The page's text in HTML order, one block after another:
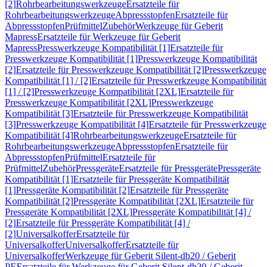
[2]RohrbearbeitungswerkzeugeErsatzteile für
RohrbearbeitungswerkzeugeAbpressstopfenErsatzteile für
AbpressstopfenPrüfmittelZubehörWerkzeuge für Geberit
MapressErsatzteile für Werkzeuge für Geberit
MapressPresswerkzeuge Kompatibilität [1]Ersatzteile für
Presswerkzeuge Kompatibilität [1]Presswerkzeuge Kompatibilität
[2]Ersatzteile für Presswerkzeuge Kompatibilität [2]Presswerkzeuge
Kompatibilität [1] / [2]Ersatzteile für Presswerkzeuge Kompatibilität
[1] / [2]Presswerkzeuge Kompatibilität [2XL]Ersatzteile für
Presswerkzeuge Kompatibilität [2XL]Presswerkzeuge
Kompatibilität [3]Ersatzteile für Presswerkzeuge Kompatibilität
[3]Presswerkzeuge Kompatibilität [4]Ersatzteile für Presswerkzeuge
Kompatibilität [4]RohrbearbeitungswerkzeugeErsatzteile für
RohrbearbeitungswerkzeugeAbpressstopfenErsatzteile für
AbpressstopfenPrüfmittelErsatzteile für
PrüfmittelZubehörPressgeräteErsatzteile für PressgerätePressgeräte
Kompatibilität [1]Ersatzteile für Pressgeräte Kompatibilität
[1]Pressgeräte Kompatibilität [2]Ersatzteile für Pressgeräte
Kompatibilität [2]Pressgeräte Kompatibilität [2XL]Ersatzteile für
Pressgeräte Kompatibilität [2XL]Pressgeräte Kompatibilität [4] /
[2]Ersatzteile für Pressgeräte Kompatibilität [4] /
[2]UniversalkofferErsatzteile für
UniversalkofferUniversalkofferErsatzteile für
UniversalkofferWerkzeuge für Geberit Silent-db20 / Geberit